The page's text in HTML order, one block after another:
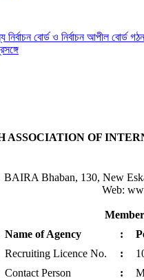
নির্বাচন বোর্ড ও নির্বাচন আপীল বোর্ড
ASSOCIATION OF
BAIRA Bhaban, 130, New
Web:
Name of Agency
:
Recruiting Licence No.
:
Contact Person
: